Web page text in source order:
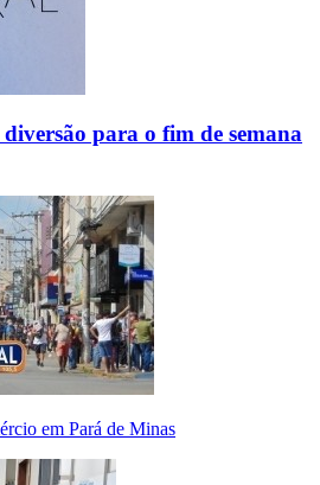
para o fim de semana
em Pará de Minas